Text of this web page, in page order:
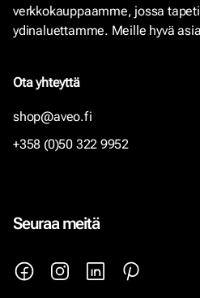
verkkokauppaamme, jossa
ydinaluettamme. Meille hyvä
Ota yhteyttä
shop@aveo.fi
+358 (0)50 322 9952
Seuraa meitä